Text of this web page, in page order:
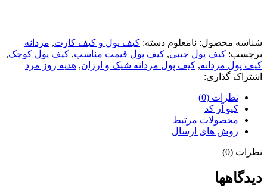
شناسه محصول: نامعلوم دسته: کیف پول و کیف کارت, مردانه
برچسب: کیف پول جیبی, کیف پول قیمت مناسب, کیف پول کوچک,
کیف پول مردانه, کیف پول مردانه شیک و ارزان, هدیه روز مرد
اشتراک گذاری:
نظرات (0)
کیو آر کد
محصولات مرتبط
روش های ارسال
نظرات (0)
دیدگاهها